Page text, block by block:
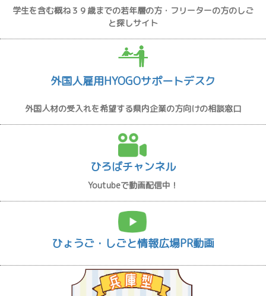
学生を含む概ね３９歳までの若年層の方・フリーターの方のしご
と探しサイト
外国人雇用HYOGOサポートデスク
外国人材の受入れを希望する県内企業の方向けの相談窓口
ひろばチャンネル
Youtubeで動画配信中！
ひょうご・しごと情報広場PR動画